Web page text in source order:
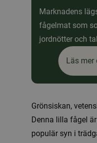
Marknadens
fågelmat som
jordnötter och
Läs mer
Grönsiskan,
Denna lilla fågel
populär syn i